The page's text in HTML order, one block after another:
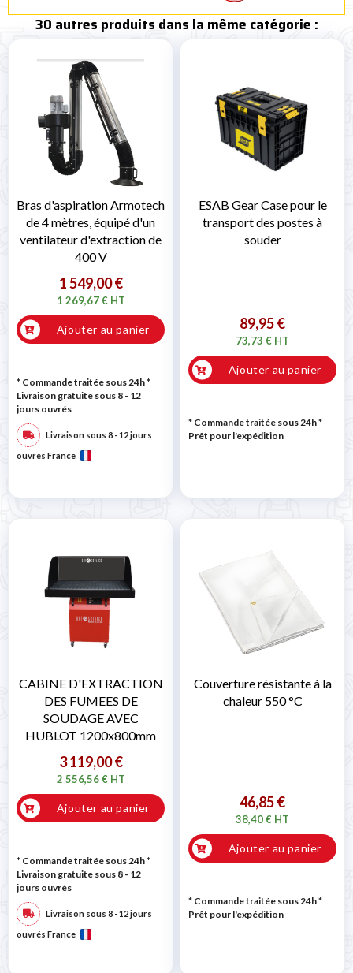
30 autres produits dans la même catégorie :
Bras d'aspiration Armotech
de 4 mètres, équipé d'un
ventilateur d'extraction de
400 V
1 549,00 €
1 269,67 € HT
Ajouter au panier
* Commande traitée sous 24h*
Livraison gratuite sous 8 - 12
jours ouvrés
Livraison sous 8 - 12 jours
ouvrés France
ESAB Gear Case pour le
transport des postes à
souder
89,95 €
73,73 € HT
Ajouter au panier
* Commande traitée sous 24h*
Prêt pour l'expédition
CABINE D'EXTRACTION
DES FUMEES DE
SOUDAGE AVEC
HUBLOT 1200x800mm
3 119,00 €
2 556,56 € HT
Ajouter au panier
* Commande traitée sous 24h*
Livraison gratuite sous 8 - 12
jours ouvrés
Livraison sous 8 - 12 jours
ouvrés France
Couverture résistante à la
chaleur 550 °C
46,85 €
38,40 € HT
Ajouter au panier
* Commande traitée sous 24h*
Prêt pour l'expédition